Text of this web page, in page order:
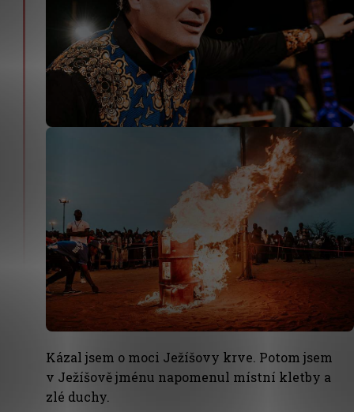
Kázal jsem o moci Ježíšovy krve. Potom jsem
v Ježíšově jménu napomenul místní kletby a
zlé duchy.